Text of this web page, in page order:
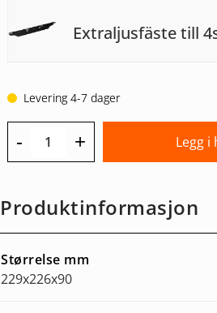
Extraljusfäste till
Levering 4-7 dager
- + Legg i
Produktinformasjon
Størrelse mm
229x226x90